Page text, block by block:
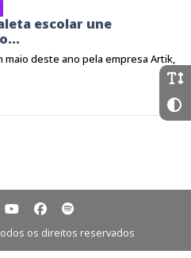
escolar une
maio deste ano pela empresa Artik,
os direitos reservados